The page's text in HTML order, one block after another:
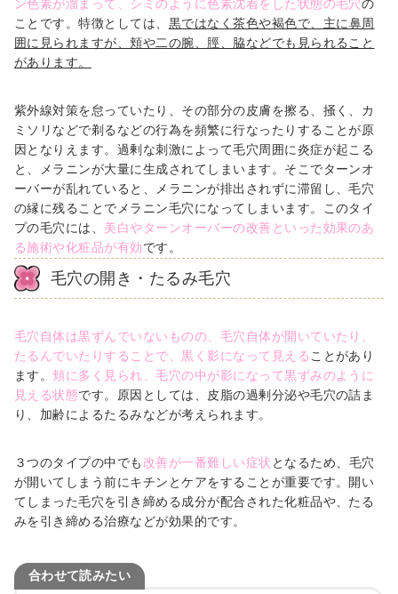
ン色素が溜まって、シミのように色素沈着をした状態の毛穴の
ことです。特徴としては、 黒ではなく茶色や褐色で、主に鼻周
囲に見られますが、頬や二の腕、脛、脇などでも見られること
があります。
紫外線対策を怠っていたり、その部分の皮膚を擦る、掻く、カ
ミソリなどで剃るなどの行為を頻繁に行なったりすることが原
因となりえます。過剰な刺激によって毛穴周囲に炎症が起こる
と、メラニンが大量に生成されてしまいます。そこでターンオ
ーバーが乱れていると、メラニンが排出されずに滞留し、毛穴
の縁に残ることでメラニン毛穴になってしまいます。このタイ
プの毛穴には、 美白やターンオーバーの改善といった効果のあ
る施術や化粧品が有効 です。
毛穴の開き・たるみ毛穴
毛穴自体は黒ずんでいないものの、毛穴自体が開いていたり、
たるんでいたりすることで、黒く影になって見える ことがあり
ます。 頬に多く見られ、毛穴の中が影になって黒ずみのように
見える状態です。原因としては、皮脂の過剰分泌や毛穴の詰ま
り、加齢によるたるみなどが考えられます。
３つのタイプの中でも 改善が一番難しい症状 となるため、毛穴
が開いてしまう前にキチンとケアをすることが重要です。開い
てしまった毛穴を引き締める成分が配合された化粧品や、たる
みを引き締める治療などが効果的です。
合わせて読みたい